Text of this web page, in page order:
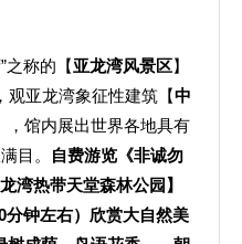
之称的【亚龙湾风景区】
观亚龙湾象征性建筑【中
，馆内展出世界各地具有
目。
自费游览 《非诚勿
湾热带天堂森林公园 】
分钟左右）欣赏大自然美